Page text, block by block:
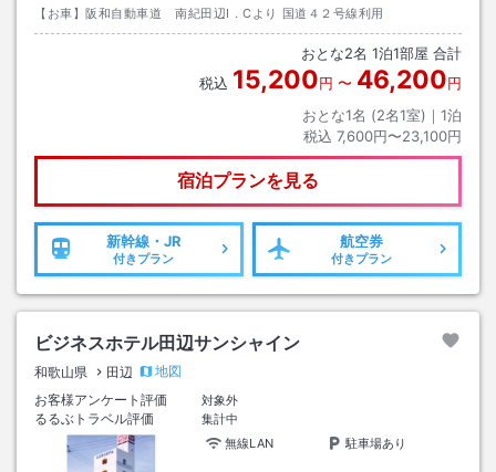
【お車】阪和自動車道 南紀田辺I．Cより 国道４２号線利用
おとな2名 1泊1部屋 合計
税込 15,200円 〜 46,200円
おとな1名 (2名1室)｜ 1泊
税込 7,600円〜23,100円
宿泊プランを見る
新幹線・JR
付きプラン
航空券
付きプラン
ビジネスホテル田辺サンシャイン
和歌山県 田辺
地図
お客様アンケート評価
対象外
るるぶトラベル評価
集計中
無線LAN
駐車場あり